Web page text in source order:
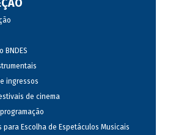
BNDES
ingressos
de cinema
para Escolha de Espetáculos Musicais